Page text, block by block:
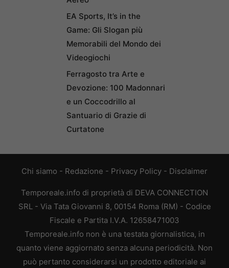
EA Sports, It’s in the
Game: Gli Slogan più
Memorabili del Mondo dei
Videogiochi
Ferragosto tra Arte e
Devozione: 100 Madonnari
e un Coccodrillo al
Santuario di Grazie di
Curtatone
Chi siamo - Redazione - Privacy Policy - Disclaimer
Temporeale.info di proprietà di DEVA CONNECTION
SRL - Via Tata Giovanni 8, 00154 Roma (RM) - Codice
Fiscale e Partita I.V.A. 12658471003
Temporeale.info non è una testata giornalistica, in
quanto viene aggiornato senza alcuna periodicità. Non
può pertanto considerarsi un prodotto editoriale ai